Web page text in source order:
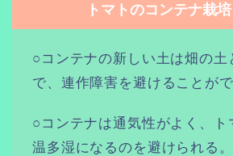
トマトのコンテナ栽
○コンテナの新しい土は畑の土
で、連作障害を避けることがで
○コンテナは通気性がよく、ト
温多湿になるのを避けられる。